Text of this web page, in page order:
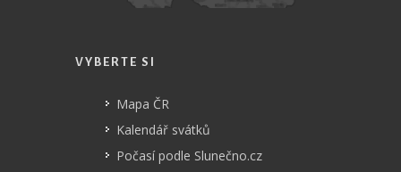
VYBERTE SI
Mapa ČR
Kalendář svátků
Počasí podle Slunečno.cz